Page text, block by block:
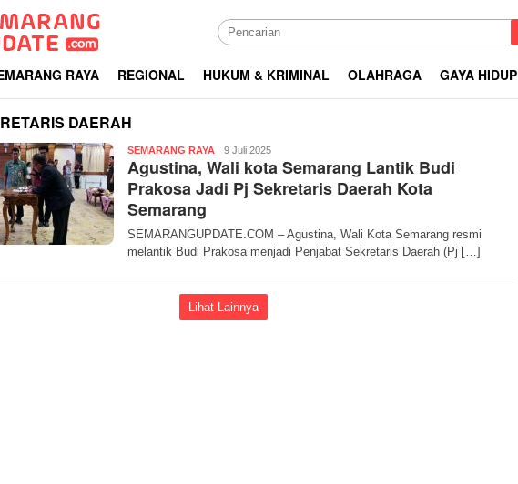
RAYA REGIONAL HUKUM & KRIMINAL OLAHRAGA GAYA HIDUP
DAERAH
SEMARANG RAYA admin
9 Juli 2025
Agustina, Wali kota Semarang Lantik Budi
Prakosa Jadi Pj Sekretaris Daerah Kota
Semarang
SEMARANGUPDATE.COM – Agustina, Wali Kota Semarang resmi
melantik Budi Prakosa menjadi Penjabat Sekretaris Daerah (Pj […]
Lihat Lainnya